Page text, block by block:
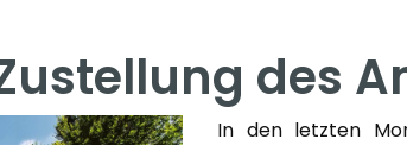
des
In den letzten